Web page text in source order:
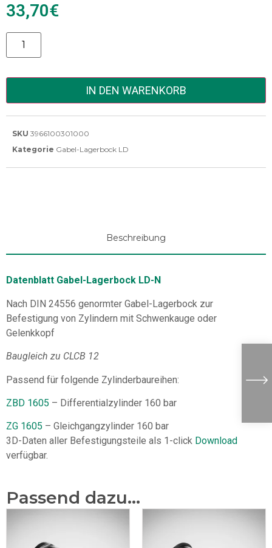
33,70€
Alternative:
IN DEN WARENKORB
SKU 3966100301000
Kategorie Gabel-Lagerbock LD
Beschreibung
Datenblatt Gabel-Lagerbock LD-N
Nach DIN 24556 genormter Gabel-Lagerbock zur
Befestigung von Zylindern mit Schwenkauge oder
Gelenkkopf
Baugleich zu CLCB 12
Passend für folgende Zylinderbaureihen:
ZBD 1605 – Differentialzylinder 160 bar
ZG 1605 – Gleichgangzylinder 160 bar
3D-Daten aller Befestigungsteile als 1-click Download
verfügbar.
Passend dazu...